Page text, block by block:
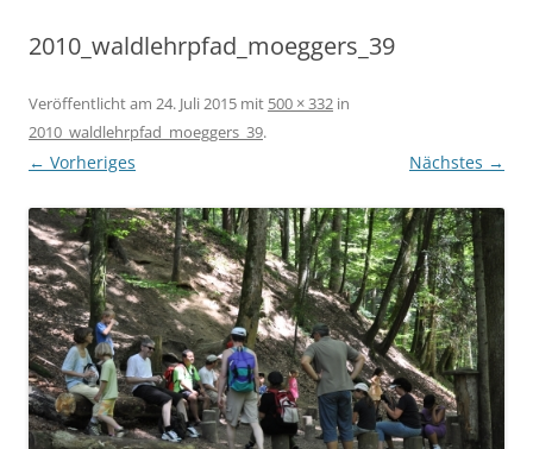
2010_waldlehrpfad_moeggers_39
Veröffentlicht am 24. Juli 2015 mit 500 × 332 in
2010_waldlehrpfad_moeggers_39.
← Vorheriges Nächstes →